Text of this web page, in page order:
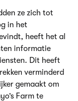
ze zich tot
in het
heeft het al
informatie
Dit heeft
verminderd
gemaakt om
Farm te